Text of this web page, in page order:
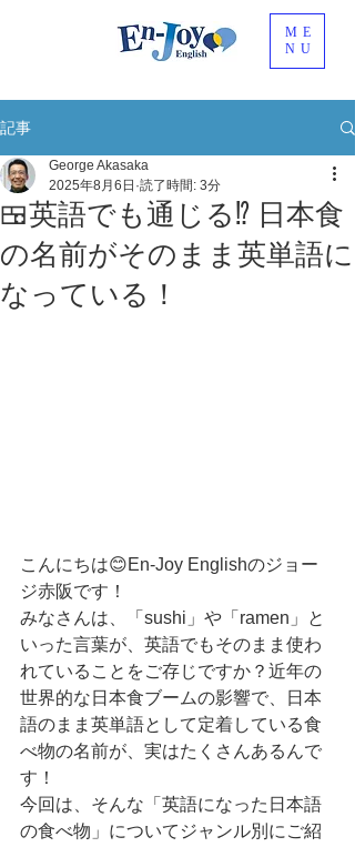
ME
NU
記事
🍱英語でも通じる⁉ 日本食
の名前がそのまま英単語に
なっている！
George Akasaka
2025年8月6日 読了時間: 3分
こんにちは😊En-Joy Englishのジョー
ジ赤阪です！
みなさんは、「sushi」や「ramen」と
いった言葉が、英語でもそのまま使わ
れていることをご存じですか？近年の
世界的な日本食ブームの影響で、日本
語のまま英単語として定着している食
べ物の名前が、実はたくさんあるんで
す！
今回は、そんな「英語になった日本語
の食べ物」についてジャンル別にご紹